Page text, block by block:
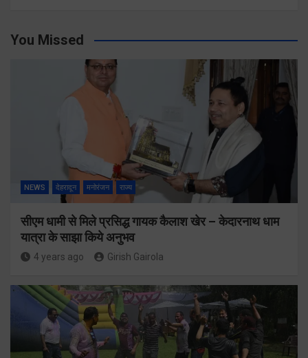
You Missed
NEWS देहरादून मनोरंजन राज्य
सीएम धामी से मिले प्रसिद्ध गायक कैलाश खेर – केदारनाथ धाम
यात्रा के साझा किये अनुभव
4 years ago Girish Gairola